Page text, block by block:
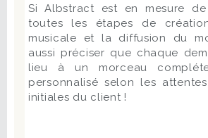
Si Albstract est en mesure de
toutes les étapes de
musicale et la diffusion du
aussi préciser que chaque
lieu à un morceau
personnalisé selon les
initiales du client !